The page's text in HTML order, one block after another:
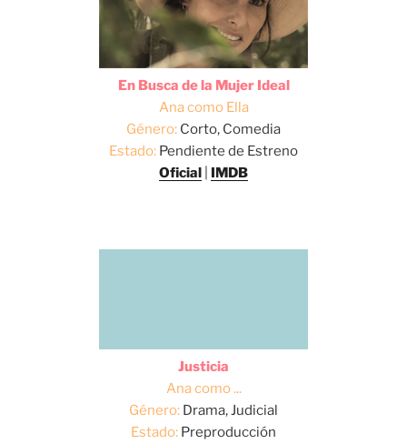
En Busca de la Mujer Ideal
Ana como Ella
Género: Corto, Comedia
Estado: Pendiente de Estreno
Oficial
IMDB
Justicia
Ana como ...
Género: Drama, Judicial
Estado: Preproducción